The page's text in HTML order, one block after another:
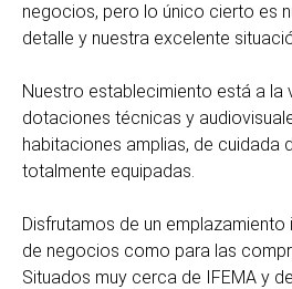
negocios, pero lo único cierto es
detalle y nuestra excelente
Nuestro establecimiento está a la
dotaciones técnicas y
habitaciones amplias, de cuidada
totalmente equipadas.
Disfrutamos de un
de negocios como para las
Situados muy cerca de IFEMA y